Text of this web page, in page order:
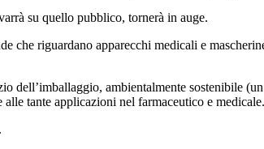
su quello pubblico, tornerà in auge.
che riguardano apparecchi medicali e
dell’imballaggio, ambientalmente sostenibile
tante applicazioni nel farmaceutico e medicale.